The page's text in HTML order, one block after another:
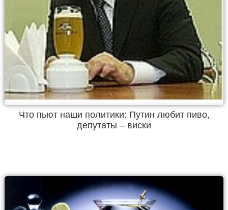
Что пьют наши политики: Путин любит пиво,
депутаты – виски